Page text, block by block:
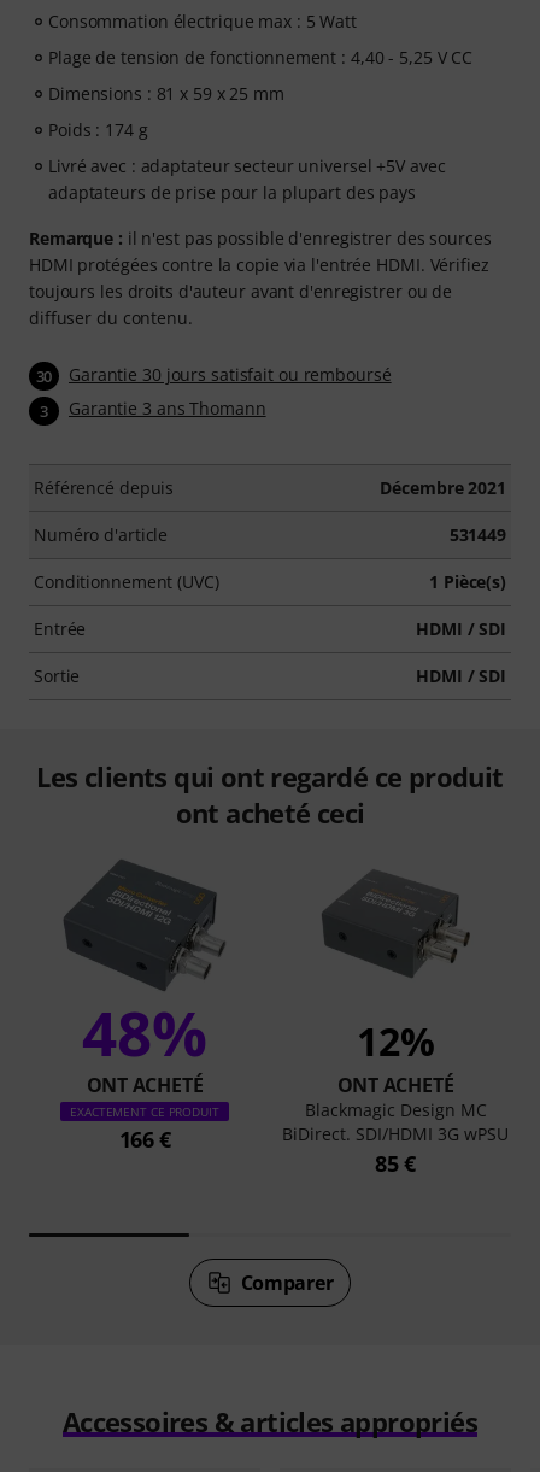
Consommation électrique max : 5 Watt
Plage de tension de fonctionnement : 4,40 - 5,25 V CC
Dimensions : 81 x 59 x 25 mm
Poids : 174 g
Livré avec : adaptateur secteur universel +5V avec
adaptateurs de prise pour la plupart des pays
Remarque : il n'est pas possible d'enregistrer des sources
HDMI protégées contre la copie via l'entrée HDMI. Vérifiez
toujours les droits d'auteur avant d'enregistrer ou de
diffuser du contenu.
30 Garantie 30 jours satisfait ou remboursé
3 Garantie 3 ans Thomann
Référencé depuis Décembre 2021
Numéro d'article 531449
Conditionnement (UVC) 1 Pièce(s)
Entrée HDMI / SDI
Sortie HDMI / SDI
Les clients qui ont regardé ce produit
ont acheté ceci
48%
ONT ACHETÉ
EXACTEMENT CE PRODUIT
166 €
12%
ONT ACHETÉ
Blackmagic Design MC
BiDirect. SDI/HDMI 3G wPSU
85 €
Comparer
Accessoires & articles appropriés